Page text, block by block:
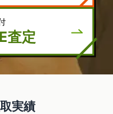
査定
実績